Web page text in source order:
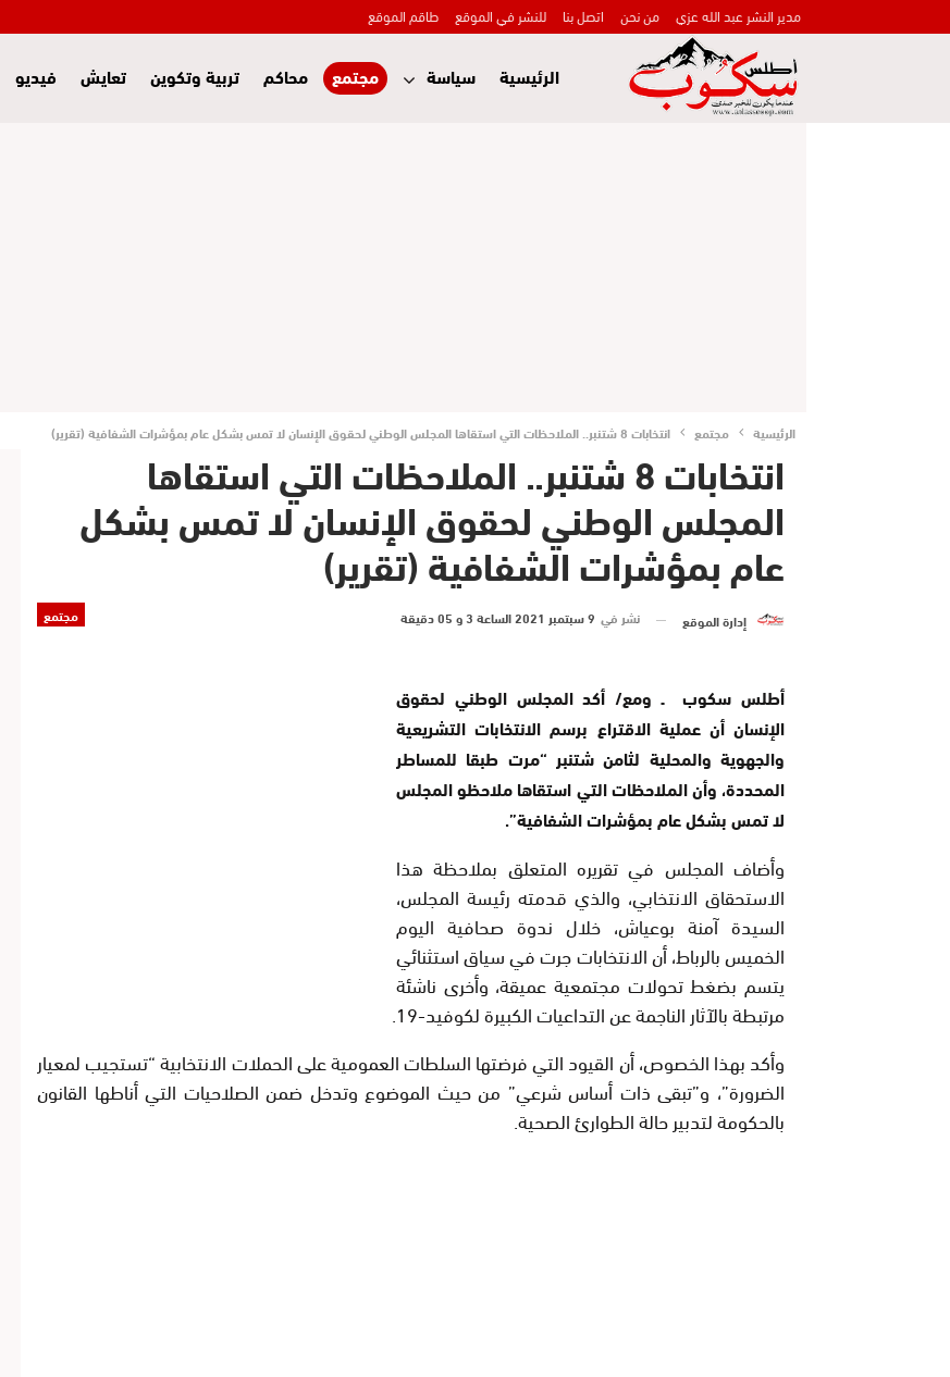
مدير النشر عبد الله عزي من نحن اتصل بنا للنشر في الموقع طاقم الموقع
الرئيسية سياسة مجتمع محاكم تربية وتكوين تعايش فيديو
الرئيسية مجتمع انتخابات 8 شتنبر.. الملاحظات التي استقاها المجلس الوطني لحقوق الإنسان لا تمس بشكل عام بمؤشرات الشفافية (تقرير)
انتخابات 8 شتنبر.. الملاحظات التي استقاها
المجلس الوطني لحقوق الإنسان لا تمس بشكل
عام بمؤشرات الشفافية (تقرير)
مجتمع إدارة الموقع نشر في 9 سبتمبر 2021 الساعة 3 و 05 دقيقة
أطلس سكوب ـ ومع/ أكد المجلس الوطني لحقوق
الإنسان أن عملية الاقتراع برسم الانتخابات التشريعية
والجهوية والمحلية لثامن شتنبر “مرت طبقا للمساطر
المحددة، وأن الملاحظات التي استقاها ملاحظو المجلس
لا تمس بشكل عام بمؤشرات الشفافية”.
وأضاف المجلس في تقريره المتعلق بملاحظة هذا
الاستحقاق الانتخابي، والذي قدمته رئيسة المجلس،
السيدة آمنة بوعياش، خلال ندوة صحافية اليوم
الخميس بالرباط، أن الانتخابات جرت في سياق استثنائي
يتسم بضغط تحولات مجتمعية عميقة، وأخرى ناشئة
مرتبطة بالآثار الناجمة عن التداعيات الكبيرة لكوفيد-19.
وأكد بهذا الخصوص، أن القيود التي فرضتها السلطات العمومية على الحملات الانتخابية “تستجيب لمعيار
الضرورة”، و”تبقى ذات أساس شرعي” من حيث الموضوع وتدخل ضمن الصلاحيات التي أناطها القانون
بالحكومة لتدبير حالة الطوارئ الصحية.